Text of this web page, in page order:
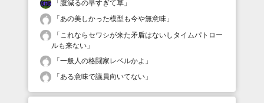
「腹減るの早すぎて草 」
「あの美しかった模型も今や無意味 」
「 これならセワシが来た矛盾はないしタイムパトロー
ルも来ない 」
「一般人の格闘家レベルかよ 」
「ある意味で議員向いてない 」